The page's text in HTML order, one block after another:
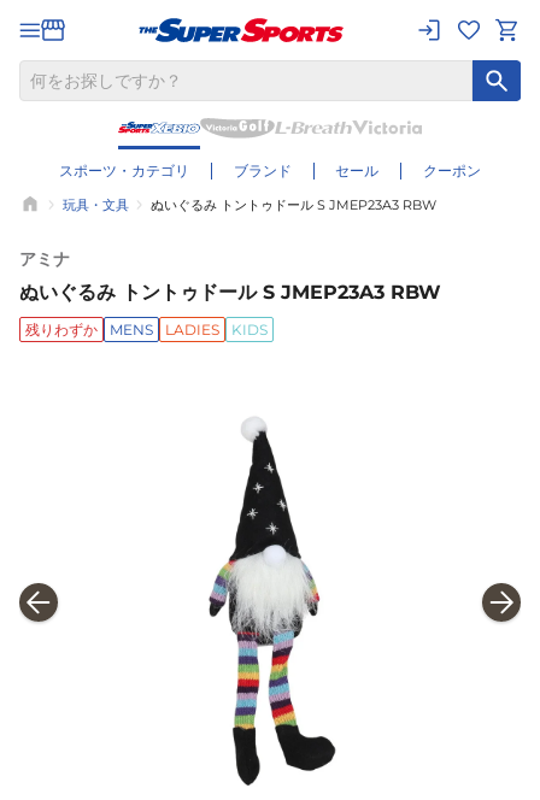
スポーツ・カテゴリ ブランド セール クーポン
玩具・文具 ぬいぐるみ トントゥドール S JMEP23A3 RBW
アミナ
ぬいぐるみ トントゥドール S JMEP23A3 RBW
残りわずか MENS LADIES KIDS